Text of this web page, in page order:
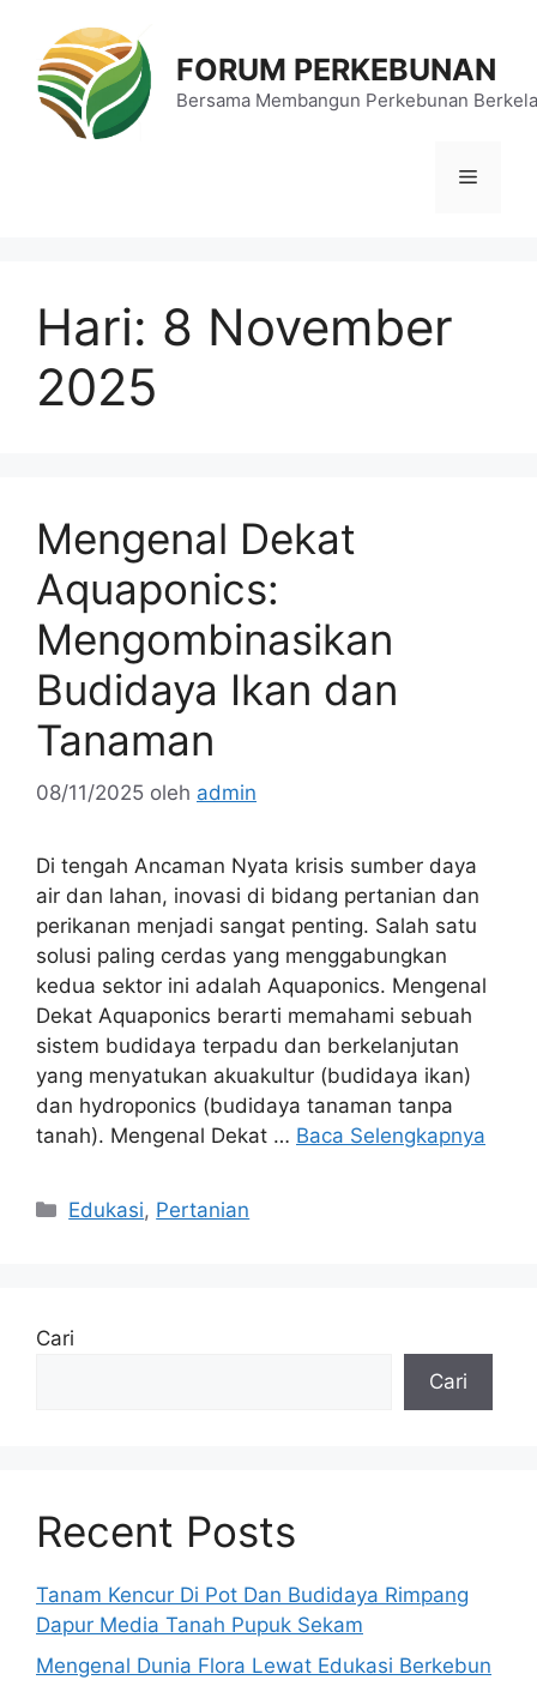
FORUM PERKEBUNAN
Bersama Membangun Perkebunan
Menu
Hari: 8 November
2025
Mengenal Dekat
Aquaponics:
Mengombinasikan
Budidaya Ikan dan
Tanaman
08/11/2025 oleh admin
Di tengah Ancaman Nyata krisis sumber daya
air dan lahan, inovasi di bidang pertanian dan
perikanan menjadi sangat penting. Salah satu
solusi paling cerdas yang menggabungkan
kedua sektor ini adalah Aquaponics. Mengenal
Dekat Aquaponics berarti memahami sebuah
sistem budidaya terpadu dan berkelanjutan
yang menyatukan akuakultur (budidaya ikan)
dan hydroponics (budidaya tanaman tanpa
tanah). Mengenal Dekat … Baca Selengkapnya
Kategori
Edukasi, Pertanian
Cari
Cari
Recent Posts
Tanam Kencur Di Pot Dan Budidaya Rimpang
Dapur Media Tanah Pupuk Sekam
Mengenal Dunia Flora Lewat Edukasi Berkebun